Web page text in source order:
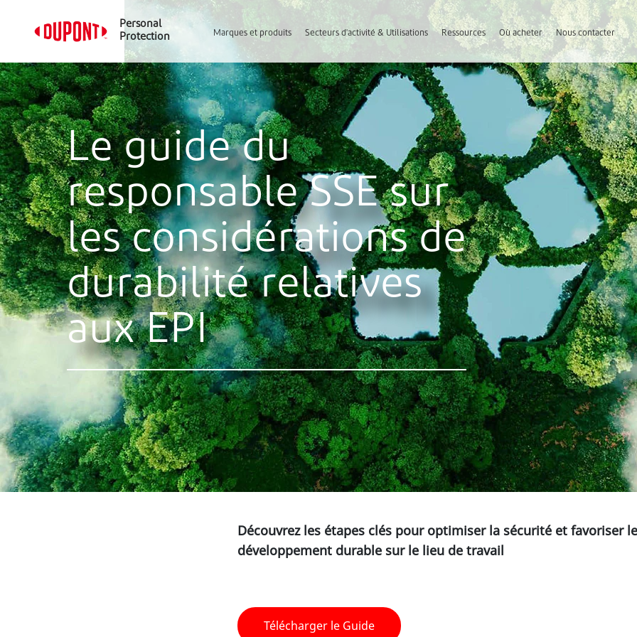
Personal
Protection
Marques et produits Secteurs d'activité & Utilisations Ressources Où acheter Nous contacter
Le guide du
responsable SSE sur
les considérations de
durabilité relatives
aux EPI
Découvrez les étapes clés pour optimiser la sécurité et favoriser le
développement durable sur le lieu de travail
Télécharger le Guide